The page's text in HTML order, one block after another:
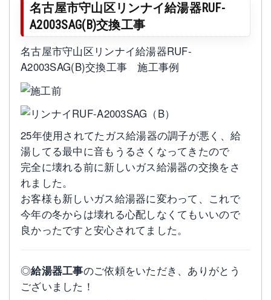
名古屋市守山区リンナイ給湯器RUF-
A2003SAG(B)交換工事
名古屋市守山区リンナイ給湯器RUF-
A2003SAG(B)交換工事 施工事例
25年使用されてたガス給湯器の調子が悪く、給
湯してる最中に音もうるさくなってきたので
完全に壊れる前に新しいガス給湯器の交換をさ
れました。
お客様も新しいガス給湯器に変わって、これで
今年の冬からは壊れる心配しなくてもいいので
良かったですと安心されてました。
◎給湯器工事のご依頼をいただき、ありがとう
ございました！